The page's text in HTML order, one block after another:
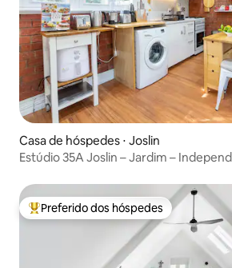
Casa de hóspedes ⋅ Joslin
Estúdio 35A Joslin – Jardim –
Entre os melhores preferidos dos
Preferido dos hóspedes